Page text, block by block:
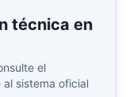
técnica en
el
sistema oficial